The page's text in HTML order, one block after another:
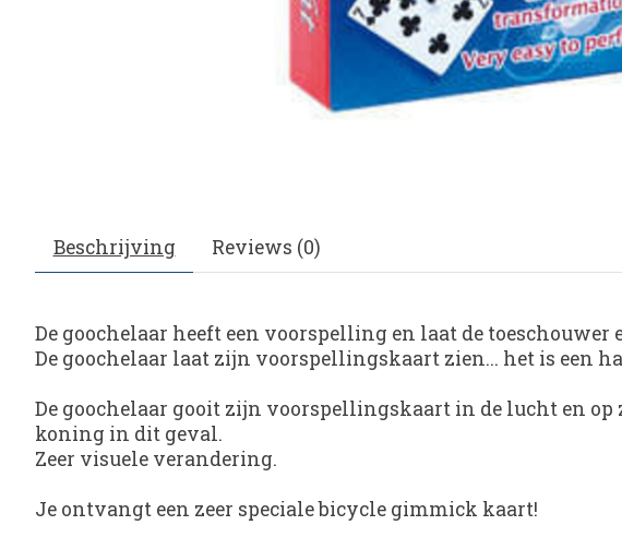
Beschrijving Reviews (0)
De goochelaar heeft een voorspelling en laat de
De goochelaar laat zijn voorspellingskaart zien... het is een
De goochelaar gooit zijn voorspellingskaart in de lucht en
koning in dit geval.
Zeer visuele verandering.
Je ontvangt een zeer speciale bicycle gimmick kaart!